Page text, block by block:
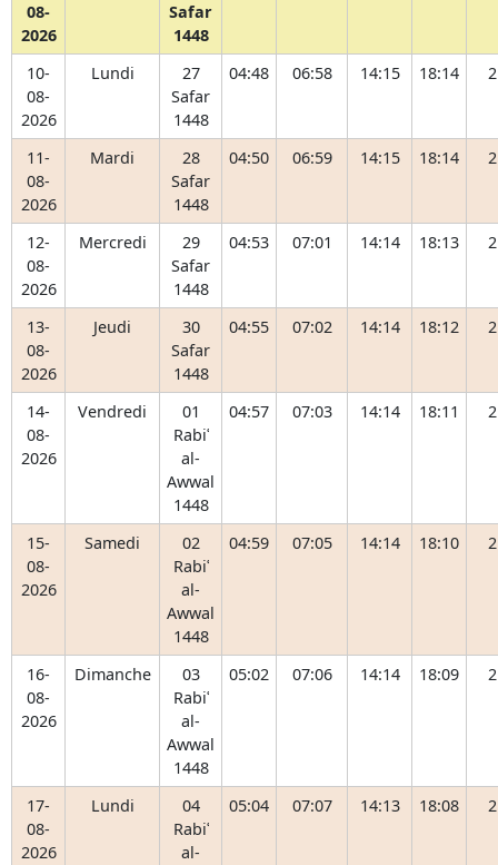
08-
2026
Safar
1448
10-
08-
2026
Lundi
27
Safar
1448
04:48 06:58 14:15 18:14
11-
08-
2026
Mardi
28
Safar
1448
04:50 06:59 14:15 18:14
12-
08-
2026
Mercredi
29
Safar
1448
04:53 07:01 14:14 18:13
13-
08-
2026
Jeudi
30
Safar
1448
04:55 07:02 14:14 18:12
14-
08-
2026
Vendredi
01
Rabiʿ
al-
Awwal
1448
04:57 07:03 14:14 18:11
15-
08-
2026
Samedi
02
Rabiʿ
al-
Awwal
1448
04:59 07:05 14:14 18:10
16-
08-
2026
Dimanche
03
Rabiʿ
al-
Awwal
1448
05:02 07:06 14:14 18:09
17-
08-
2026
Lundi
04
Rabiʿ
al-
05:04 07:07 14:13 18:08